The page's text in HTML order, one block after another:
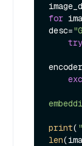
for
desc=
try
print(
len